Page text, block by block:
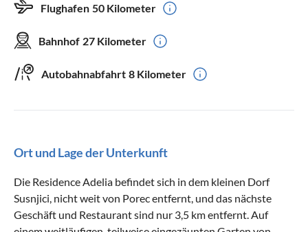
Flughafen 50 Kilometer
Bahnhof 27 Kilometer
Autobahnabfahrt 8 Kilometer
Ort und Lage der Unterkunft
Die Residence Adelia befindet sich in dem kleinen Dorf
Susnjici, nicht weit von Porec entfernt, und das nächste
Geschäft und Restaurant sind nur 3,5 km entfernt. Auf